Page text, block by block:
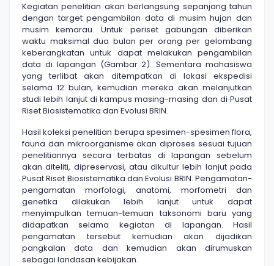
Kegiatan penelitian akan berlangsung sepanjang tahun
dengan target pengambilan data di musim hujan dan
musim kemarau. Untuk periset gabungan diberikan
waktu maksimal dua bulan per orang per gelombang
keberangkatan untuk dapat melakukan pengambilan
data di lapangan (Gambar 2). Sementara mahasiswa
yang terlibat akan ditempatkan di lokasi ekspedisi
selama 12 bulan, kemudian mereka akan melanjutkan
studi lebih lanjut di kampus masing-masing dan di Pusat
Riset Biosistematika dan Evolusi BRIN.
Hasil koleksi penelitian berupa spesimen-spesimen flora,
fauna dan mikroorganisme akan diproses sesuai tujuan
penelitiannya secara terbatas di lapangan sebelum
akan diteliti, dipreservasi, atau dikultur lebih lanjut pada
Pusat Riset Biosistematika dan Evolusi BRIN. Pengamatan-
pengamatan morfologi, anatomi, morfometri dan
genetika dilakukan lebih lanjut untuk dapat
menyimpulkan temuan-temuan taksonomi baru yang
didapatkan selama kegiatan di lapangan. Hasil
pengamatan tersebut kemudian akan dijadikan
pangkalan data dan kemudian akan dirumuskan
sebagai landasan kebijakan.